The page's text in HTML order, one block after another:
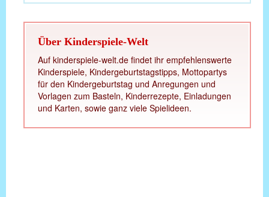
Über Kinderspiele-Welt
Auf kinderspiele-welt.de findet ihr empfehlenswerte
Kinderspiele, Kindergeburtstagstipps, Mottopartys
für den Kindergeburtstag und Anregungen und
Vorlagen zum Basteln, Kinderrezepte, Einladungen
und Karten, sowie ganz viele Spielideen.